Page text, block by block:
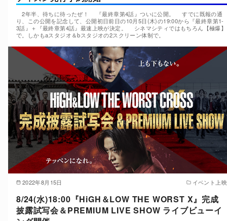
2年半、待ちに待ったぜ！ 『最終章第4話』ついに公開。 すでに既報の通
り、この公開を記念して、公開初日前日の10月5日(木)の19:00から『最終章第1-
3話』＋『最終章第4話』最速上映が決定。 シネマシティではもちろん【極爆】
で。しかもaスタジオ＆bスタジオの2スクリーン体制で。
2022年8月15日 イベント上映
8/24(水)18:00『HiGH＆LOW THE WORST X』完成
披露試写会＆PREMIUM LIVE SHOW ライブビューイ